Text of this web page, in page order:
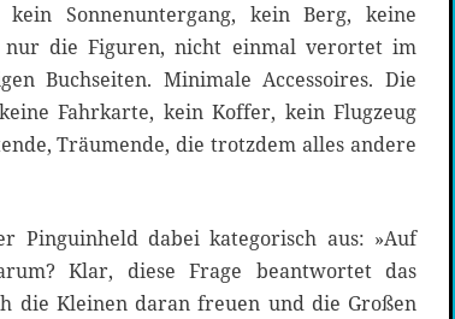
kein Sonnenuntergang, kein Berg, keine
nur die Figuren, nicht einmal verortet im
Buchseiten. Minimale Accessoires. Die
Fahrkarte, kein Koffer, kein Flugzeug
Träumende, die trotzdem alles andere
Pinguinheld dabei kategorisch aus: »Auf
Klar, diese Frage beantwortet das
die Kleinen daran freuen und die Großen